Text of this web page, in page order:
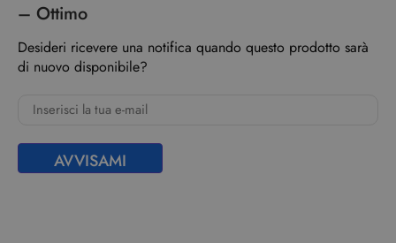
– Ottimo
Desideri ricevere una notifica quando questo prodotto sarà
di nuovo disponibile?
AVVISAMI